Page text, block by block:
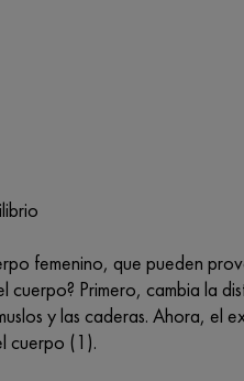
femenino, que pueden
Primero, cambia la
y las caderas. Ahora, el
cuerpo (1).